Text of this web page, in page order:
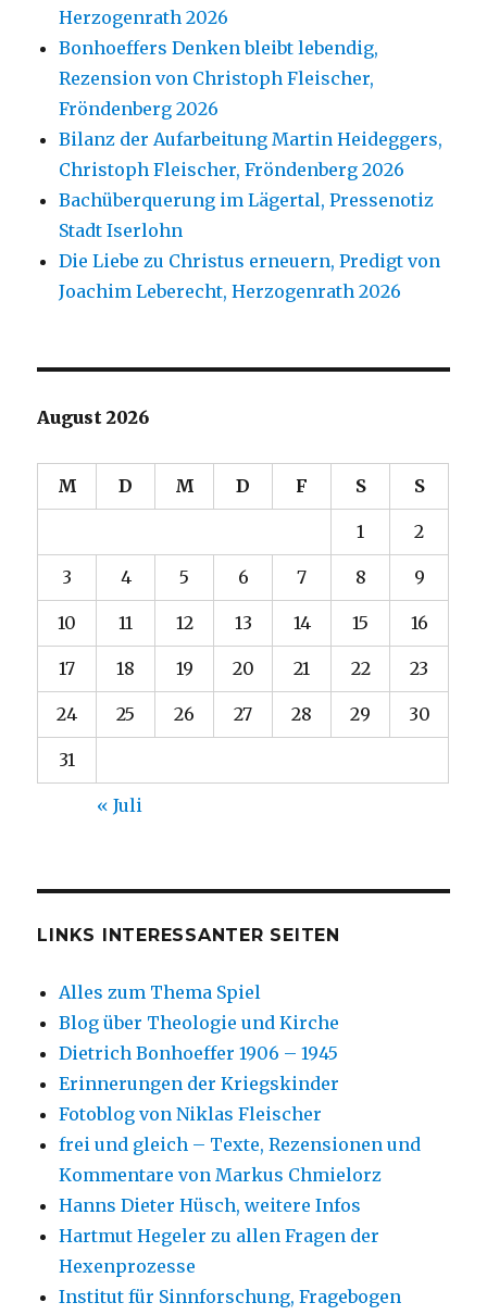
Herzogenrath 2026
Bonhoeffers Denken bleibt lebendig,
Rezension von Christoph Fleischer,
Fröndenberg 2026
Bilanz der Aufarbeitung Martin Heideggers,
Christoph Fleischer, Fröndenberg 2026
Bachüberquerung im Lägertal, Pressenotiz
Stadt Iserlohn
Die Liebe zu Christus erneuern, Predigt von
Joachim Leberecht, Herzogenrath 2026
August 2026
M D M D F S S
1 2
3 4 5 6 7 8 9
10 11 12 13 14 15 16
17 18 19 20 21 22 23
24 25 26 27 28 29 30
31
« Juli
LINKS INTERESSANTER SEITEN
Alles zum Thema Spiel
Blog über Theologie und Kirche
Dietrich Bonhoeffer 1906 – 1945
Erinnerungen der Kriegskinder
Fotoblog von Niklas Fleischer
frei und gleich – Texte, Rezensionen und
Kommentare von Markus Chmielorz
Hanns Dieter Hüsch, weitere Infos
Hartmut Hegeler zu allen Fragen der
Hexenprozesse
Institut für Sinnforschung, Fragebogen